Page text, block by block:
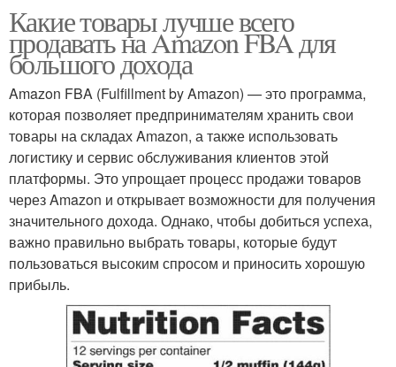
Какие товары лучше всего
продавать на Amazon FBA для
большого дохода
Amazon FBA (Fulfillment by Amazon) — это программа,
которая позволяет предпринимателям хранить свои
товары на складах Amazon, а также использовать
логистику и сервис обслуживания клиентов этой
платформы. Это упрощает процесс продажи товаров
через Amazon и открывает возможности для получения
значительного дохода. Однако, чтобы добиться успеха,
важно правильно выбрать товары, которые будут
пользоваться высоким спросом и приносить хорошую
прибыль.